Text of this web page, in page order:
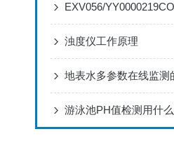
浊度仪工作原理